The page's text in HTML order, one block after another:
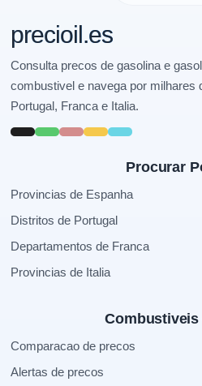
precioil.es
Consulta precos de gasolina e
combustivel e navega por milhares
Portugal, Franca e Italia.
Procurar
Provincias de Espanha
Distritos de Portugal
Departamentos de Franca
Provincias de Italia
Combustiveis
Comparacao de precos
Alertas de precos